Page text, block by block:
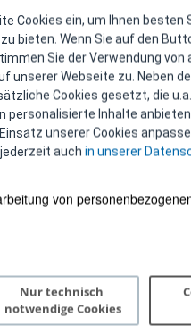
Cookies ein, um Ihnen besten
bieten. Wenn Sie auf den
Sie der Verwendung von
unserer Webseite zu. Neben
Cookies gesetzt, die
personalisierte Inhalte
unserer Cookies
auch in unserer
von
Nur technisch
notwendige Cookies